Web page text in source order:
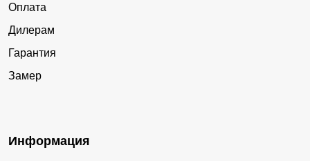
Оплата
Дилерам
Гарантия
Замер
Информация